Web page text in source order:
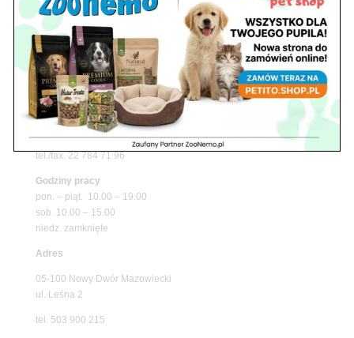
Z Życia Sklepu
Znajdź nas
Adres
05-120 Legionowo
ul. Piłsudskiego 31,
pawilon 134
tel./fax. 22 784 71 96
Godziny pracy
pon. – piąt. 10.00 – 19.00
sob. 10.00 – 15.00
niedz. zamknięte
Adres
05-100 Nowy Dwór Mazowiecki
ul. Leśna 2
tel. 503 900 215